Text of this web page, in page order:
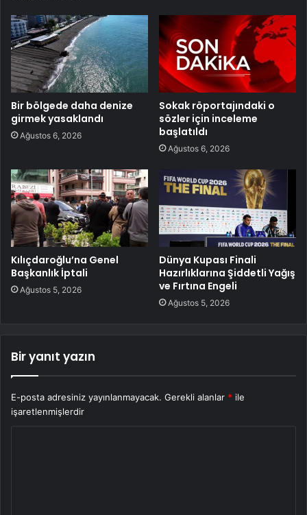
Bir bölgede daha denize
girmek yasaklandı
Ağustos 6, 2026
Sokak röportajındaki o
sözler için inceleme
başlatıldı
Ağustos 6, 2026
Kılıçdaroğlu’na Genel
Başkanlık İptali
Ağustos 5, 2026
Dünya Kupası Finali
Hazırlıklarına Şiddetli Yağış
ve Fırtına Engeli
Ağustos 5, 2026
Bir yanıt yazın
E-posta adresiniz yayınlanmayacak. Gerekli alanlar * ile
işaretlenmişlerdir